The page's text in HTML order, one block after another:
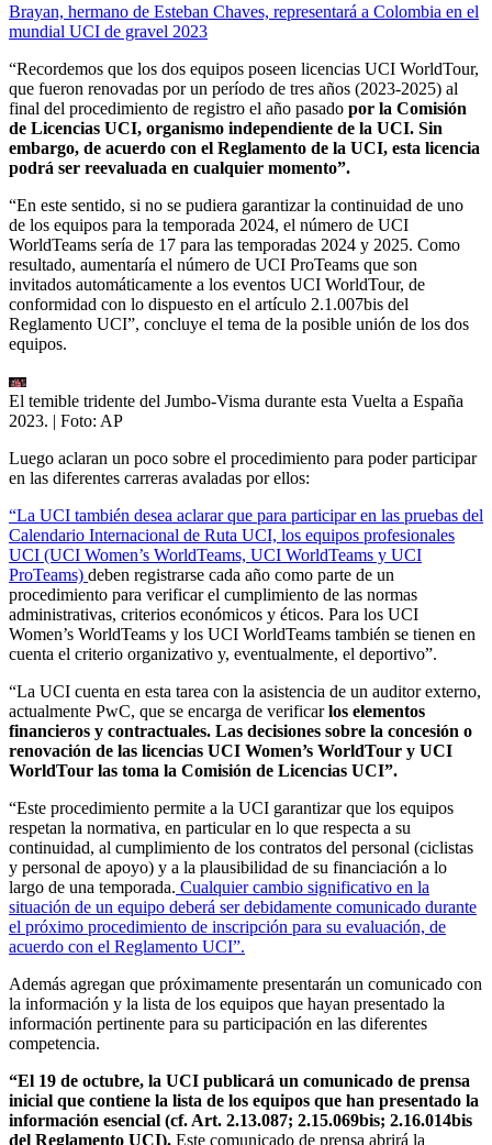
Brayan, hermano de Esteban Chaves, representará a Colombia en el
mundial UCI de gravel 2023
“Recordemos que los dos equipos poseen licencias UCI WorldTour,
que fueron renovadas por un período de tres años (2023-2025) al
final del procedimiento de registro el año pasado por la Comisión
de Licencias UCI, organismo independiente de la UCI. Sin
embargo, de acuerdo con el Reglamento de la UCI, esta licencia
podrá ser reevaluada en cualquier momento”.
“En este sentido, si no se pudiera garantizar la continuidad de uno
de los equipos para la temporada 2024, el número de UCI
WorldTeams sería de 17 para las temporadas 2024 y 2025. Como
resultado, aumentaría el número de UCI ProTeams que son
invitados automáticamente a los eventos UCI WorldTour, de
conformidad con lo dispuesto en el artículo 2.1.007bis del
Reglamento UCI”, concluye el tema de la posible unión de los dos
equipos.
El temible tridente del Jumbo-Visma durante esta Vuelta a España
2023. | Foto: AP
Luego aclaran un poco sobre el procedimiento para poder participar
en las diferentes carreras avaladas por ellos:
“La UCI también desea aclarar que para participar en las pruebas del
Calendario Internacional de Ruta UCI, los equipos profesionales
UCI (UCI Women’s WorldTeams, UCI WorldTeams y UCI
ProTeams) deben registrarse cada año como parte de un
procedimiento para verificar el cumplimiento de las normas
administrativas, criterios económicos y éticos. Para los UCI
Women’s WorldTeams y los UCI WorldTeams también se tienen en
cuenta el criterio organizativo y, eventualmente, el deportivo”.
“La UCI cuenta en esta tarea con la asistencia de un auditor externo,
actualmente PwC, que se encarga de verificarlos elementos
financieros y contractuales. Las decisiones sobre la concesión o
renovación de las licencias UCI Women’s WorldTour y UCI
WorldTour las toma la Comisión de Licencias UCI”.
“Este procedimiento permite a la UCI garantizar que los equipos
respetan la normativa, en particular en lo que respecta a su
continuidad, al cumplimiento de los contratos del personal (ciclistas
y personal de apoyo) y a la plausibilidad de su financiación a lo
largo de una temporada. Cualquier cambio significativo en la
situación de un equipo deberá ser debidamente comunicado durante
el próximo procedimiento de inscripción para su evaluación, de
acuerdo con el Reglamento UCI”.
Además agregan que próximamente presentarán un comunicado con
la información y la lista de los equipos que hayan presentado la
información pertinente para su participación en las diferentes
competencia.
“El 19 de octubre, la UCI publicará un comunicado de prensa
inicial que contiene la lista de los equipos que han presentado la
información esencial (cf. Art. 2.13.087; 2.15.069bis; 2.16.014bis
del Reglamento UCI). Este comunicado de prensa abrirá la